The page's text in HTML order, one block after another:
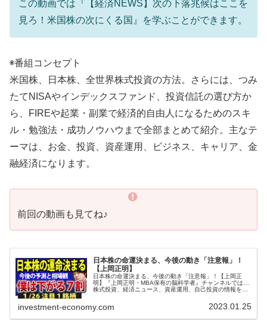
この動画では『【経済NEWS】次の下落兆候はここを
見ろ！米国株の次にくる国』を学ぶことができます。
◉番組コンセプト
米国株、日本株、全世界株式投資の方法。さらには、つみ
たてNISAやインデックスファンド、投資信託の選び方か
ら、FIREや起業・副業で経済的自由人になるためのスキ
ル・勉強法・成功ノウハウまで全部まとめて紹介。主なテ
ーマは、お金、投資、資産運用、ビジネス、キャリア、金
融経済になります。
前回の動画も見てね♪
日本株の命運決まる、今後の動き「注意報」！
【上岡正明】
日本株の命運決まる、今後の動き「注意報」！【上岡正
明】『上岡正明・MBA保有の脳科学者』チャンネルでは…
株式投資、経済ニュース、資産運用、自己投資の情報をお
investment-economy.com 2023.01.25